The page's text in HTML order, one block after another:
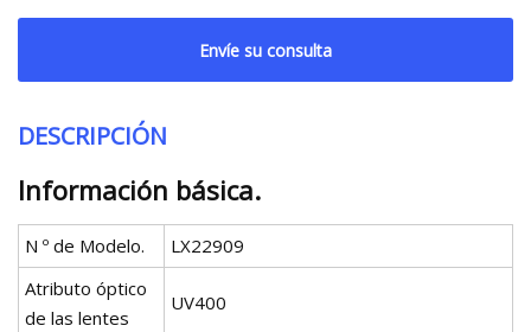
Envíe su consulta
DESCRIPCIÓN
Información básica.
N º de Modelo.
LX22909
Atributo óptico
de las lentes
UV400